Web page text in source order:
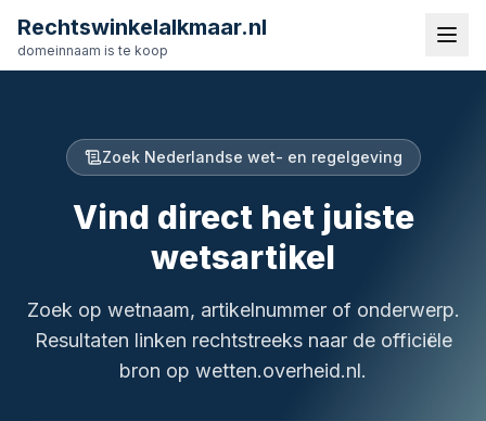
Rechtswinkelalkmaar.nl
domeinnaam is te koop
Zoek Nederlandse wet- en regelgeving
Vind direct het juiste
wetsartikel
Zoek op wetnaam, artikelnummer of onderwerp.
Resultaten linken rechtstreeks naar de officiële
bron op wetten.overheid.nl.